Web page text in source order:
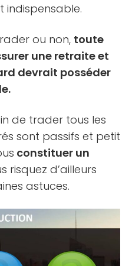
indispensable.
ou non, toute
une retraite et
devrait posséder
de trader tous les
sont passifs et petit
constituer un
risquez d’ailleurs
astuces.